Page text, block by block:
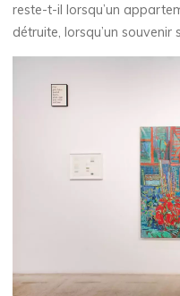
reste-t-il lorsqu’un
détruite, lorsqu’un souvenir